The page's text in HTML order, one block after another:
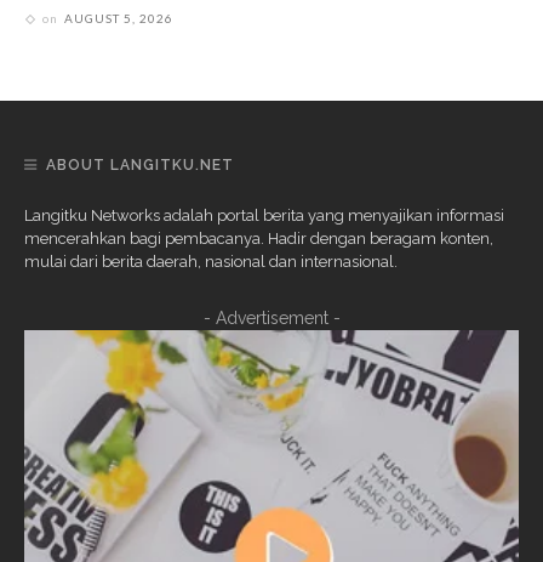
on AUGUST 5, 2026
ABOUT LANGITKU.NET
Langitku Networks adalah portal berita yang menyajikan informasi
mencerahkan bagi pembacanya. Hadir dengan beragam konten,
mulai dari berita daerah, nasional dan internasional.
- Advertisement -